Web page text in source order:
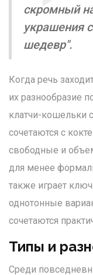
скромный
украшения
шедевр".
Когда речь
их разнообразие
клатчи-кошельки
сочетаются с
свободные и
для менее
также играет
однотонные
сочетаются
Типы и
Среди